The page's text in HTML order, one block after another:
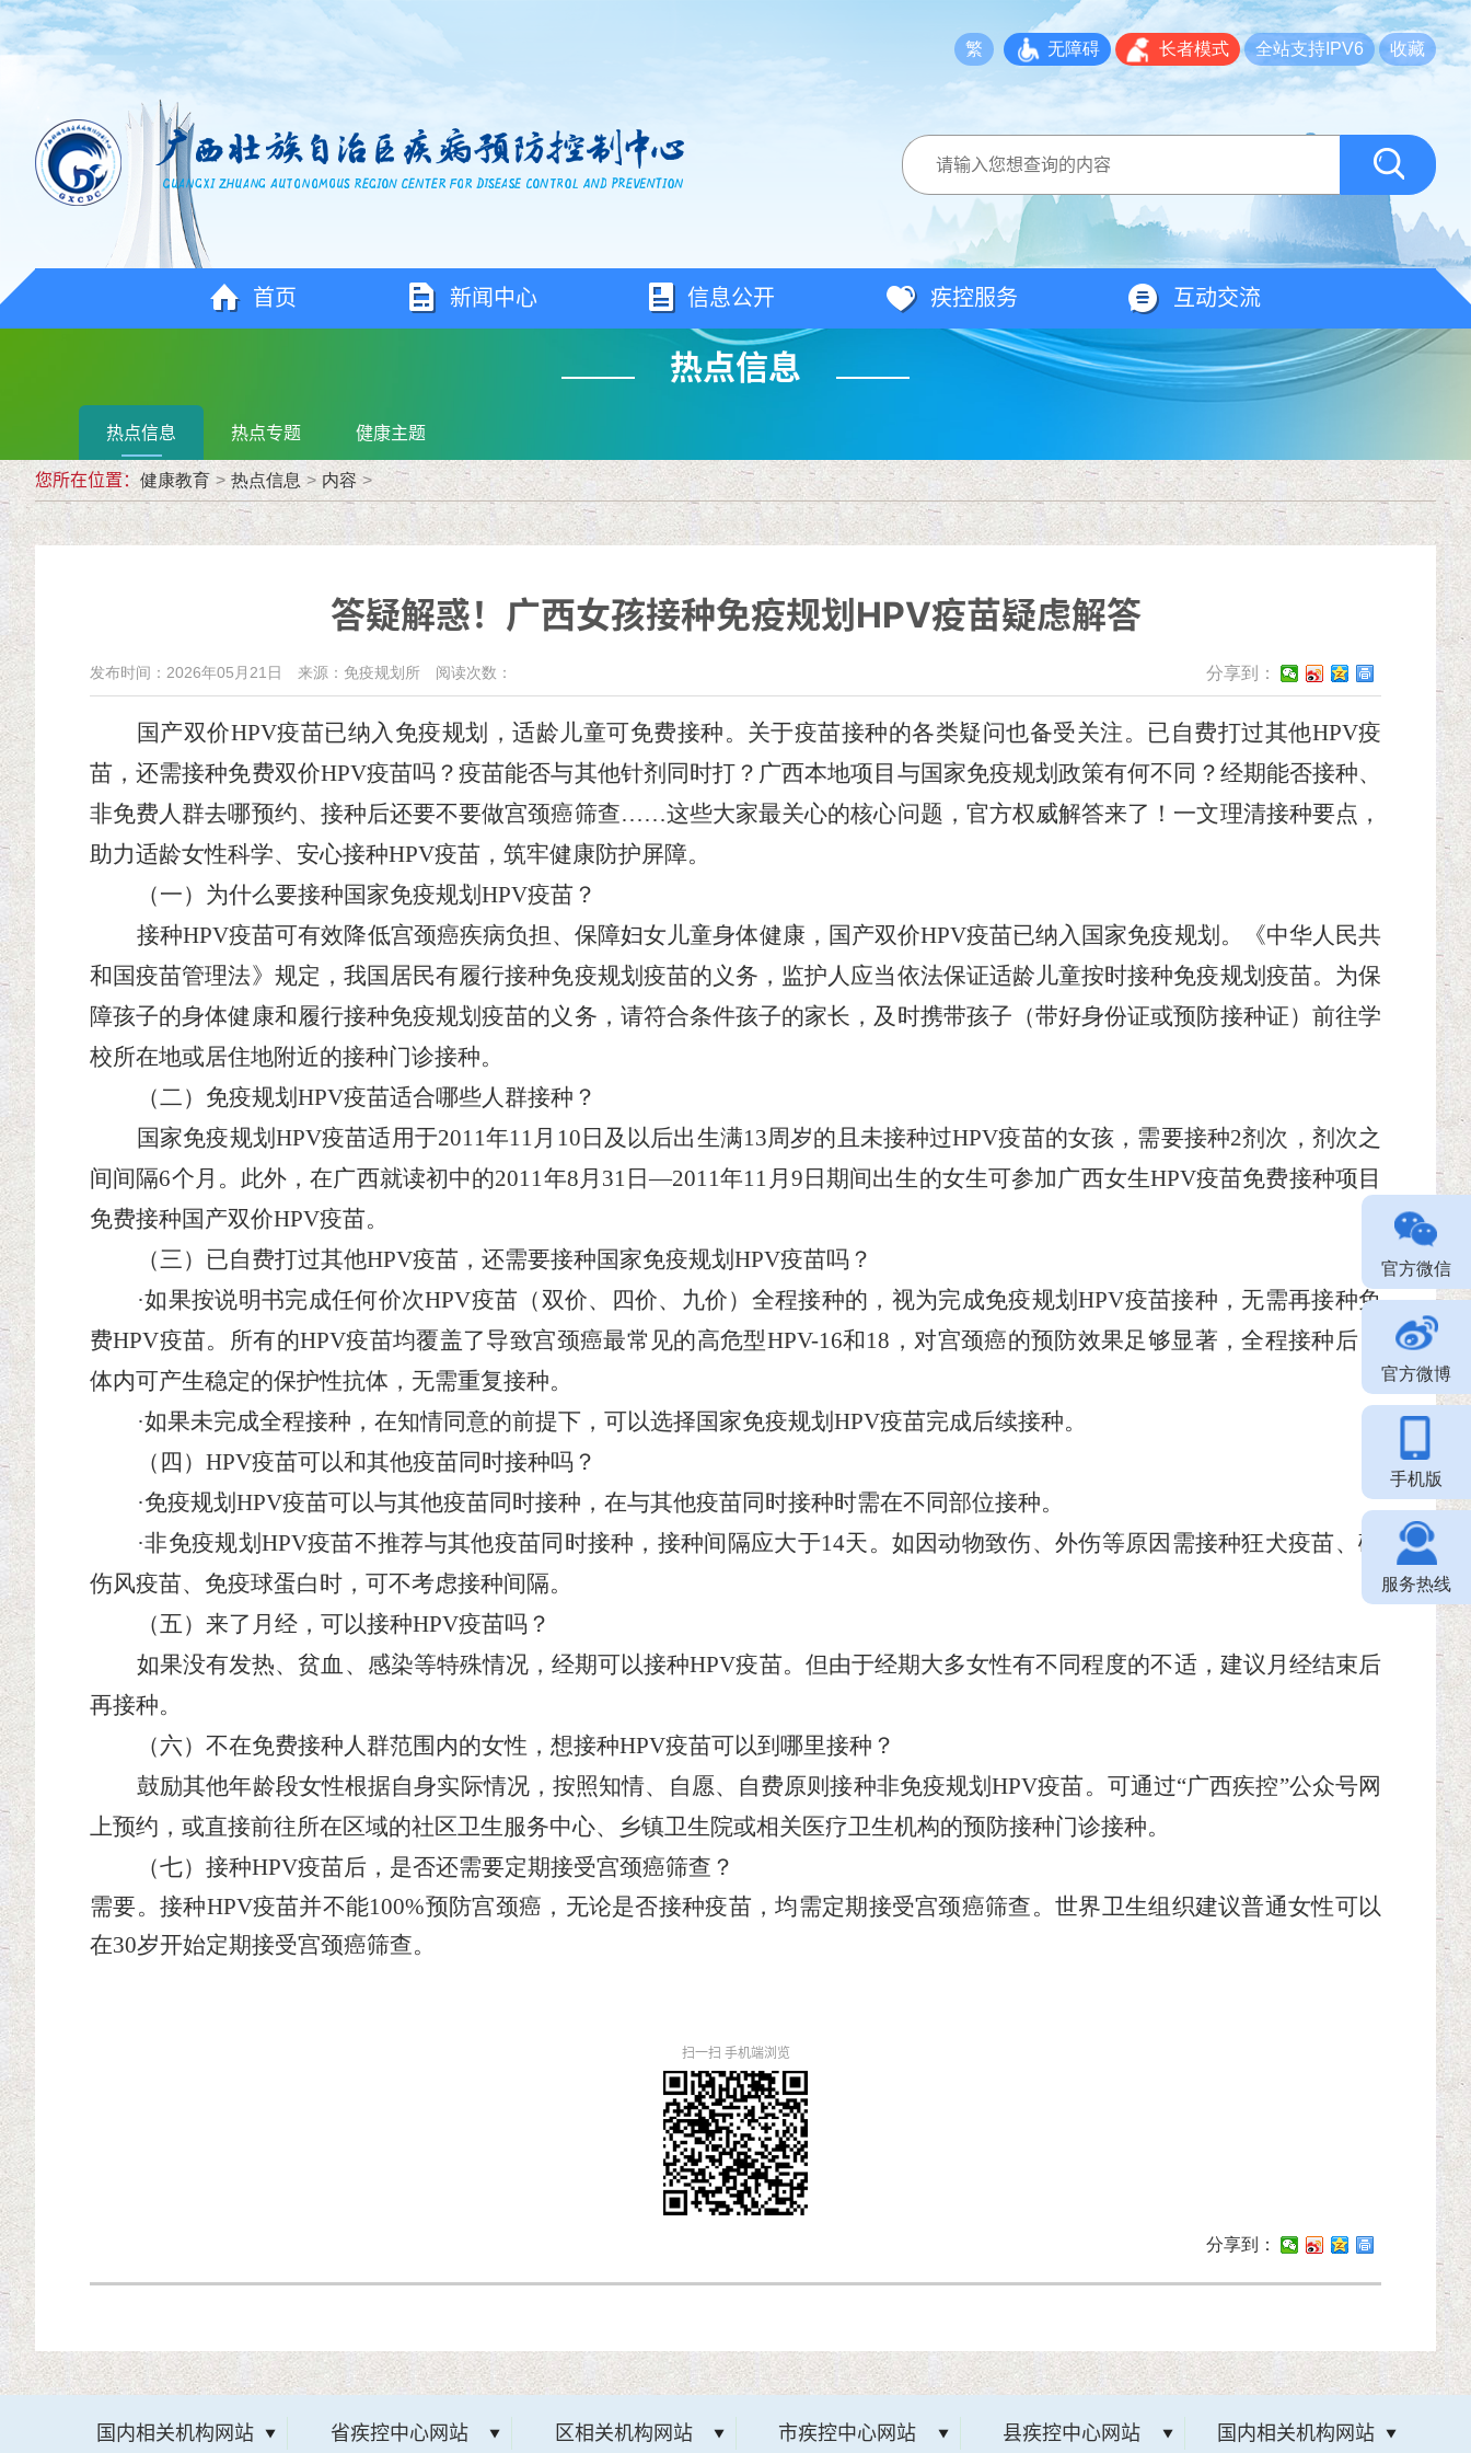
繁 无障碍 长者模式 全站支持IPV6 收藏
首页 新闻中心 信息公开 疾控服务 互动交流
热点信息
热点信息 热点专题 健康主题
您所在位置： 健康教育 > 热点信息 > 内容 >
答疑解惑！广西女孩接种免疫规划HPV疫苗疑虑解答
发布时间：2026年05月21日 来源：免疫规划所 阅读次数： 分享到：
国产双价HPV疫苗已纳入免疫规划，适龄儿童可免费接种。 关于疫苗接种的各类疑问也备受关注。已自费打过其他HPV疫
苗，还需接种免费双价HPV疫苗吗？疫苗能否与其他针剂同时打？广西本地项目与国家免疫规划政策有何不同？经期能否接种、
非免费人群去哪预约、接种后还要不要做宫颈癌筛查……这些大家最关心的核心问题，官方权威解答来了！一文理清接种要点，
助力适龄女性科学、安心接种HPV疫苗，筑牢健康防护屏障。
（一） 为什么要接种国家免疫规划 HPV疫苗？
接种HPV疫苗可有效降低宫颈癌疾病负担、保障妇女儿童身体健康，国产双价HPV疫苗已纳入国家免疫规划。《中华人民共
和国疫苗管理法》规定，我国居民有履行接种免疫规划疫苗的义务，监护人应当依法保证适龄儿童按时接种免疫规划疫苗。为保
障孩子的身体健康和履行接种免疫规划疫苗的义务，请符合条件孩子的家长，及时携带孩子（带好身份证或预防接种证）前往学
校所在地或居住地附近的接种门诊接种。
（二）免疫规划 HPV疫苗适合哪些人群接种？
国家免疫规划 HPV疫苗适用于2011年11月10日及以后出生满13周岁的 且未接种过HPV疫苗的女孩 ， 需要接种2剂次，剂次之
间间隔6个月。此外，在广西就读初中的2011年8月31日—2011年11月9日期间出生的女生可参加广西女生HPV疫苗免费接种项目
免费接种国产双价HPV疫苗。
（三 ）已自费打过其他HPV疫苗，还需要接种国家免疫规划HPV疫苗吗？
·如果按说明书完成任何价次HPV疫苗（双价、四价、九价）全程接种的，视为完成免疫规划HPV疫苗接种 ， 无需再接种免
费HPV疫苗。所有的HPV疫苗均覆盖了导致宫颈癌最常见的高危型HPV-16和18，对宫颈癌的预防效果足够显著，全程接种后，
体内可产生稳定的保护性抗体，无需重复接种。
·如果未完成全程接种，在知情同意的前提下，可以选择国家免疫规划HPV疫苗完成后续接种。
（ 四 ） HPV疫苗可以和其他疫苗同时接种吗？
·免疫规划HPV疫苗可以与其他疫苗同时接种，在与其他疫苗同时接种时需在不同部位接种。
·非免疫规划HPV疫苗不推荐与其他疫苗同时接种，接种间隔应大于14天。如因动物致伤、外伤等原因需接种狂犬疫苗、破
伤风疫苗、免疫球蛋白时，可不考虑接种间隔。
（五）来了月经，可以接种HPV疫苗吗？
如果没有发热、贫血、感染等特殊情况，经期可以接种HPV疫苗。但由于经期大多女性有不同程度的不适，建议月经结束后
再接种。
（六）不在免费接种人群范围内的女性，想接种HPV疫苗可以到哪里接种？
鼓励其他年龄段女性根据自身实际情况，按照知情、自愿、自费原则接种非免疫规划HPV疫苗。可通过“广西疾控”公众号网
上预约，或直接前往所在区域的社区卫生服务中心、乡镇卫生院或相关医疗卫生机构的预防接种门诊接种。
（七）接种HPV疫苗后，是否还需要定期接受宫颈癌筛查？
需要。接种HPV疫苗并不能100%预防宫颈癌，无论是否接种疫苗，均需定期接受宫颈癌筛查。世界卫生组织建议普通女性可以
在30岁开始定期接受宫颈癌筛查。
扫一扫 手机端浏览
分享到：
国内相关机构网站 省疾控中心网站 区相关机构网站 市疾控中心网站 县疾控中心网站 国内相关机构网站
官方微信
官方微博
手机版
服务热线